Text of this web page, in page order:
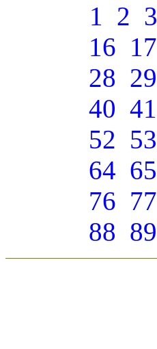
1 2 3
16 17
28 29
40 41
52 53
64 65
76 77
88 89